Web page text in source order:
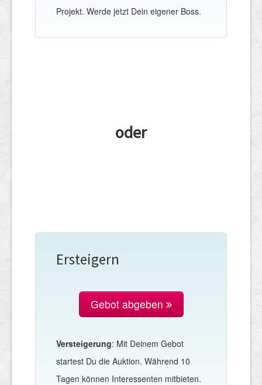
Projekt. Werde jetzt Dein eigener Boss.
oder
Ersteigern
Gebot abgeben
Versteigerung: Mit Deinem Gebot
startest Du die Auktion. Während 10
Tagen können Interessenten mitbieten.